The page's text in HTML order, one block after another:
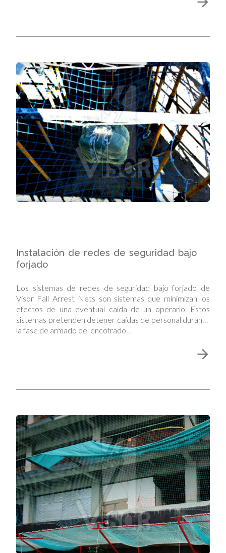
Instalación de redes de seguridad bajo
forjado
Los sistemas de redes de seguridad bajo forjado de
Visor Fall Arrest Nets son sistemas que minimizan los
efectos de una eventual caída de un operario. Estos
sistemas pretenden detener caídas de personal durante
la fase de armado del encofrado…